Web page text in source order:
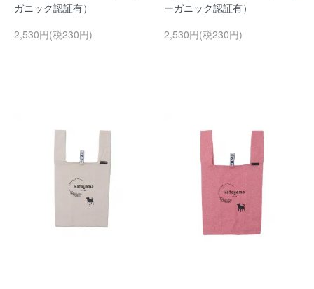
ガニック認証有）
2,530円(税230円)
ーガニック認証有）
2,530円(税230円)